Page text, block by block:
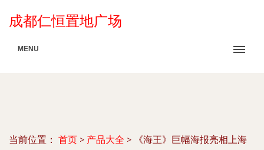
成都仁恒置地广场
MENU
当前位置： 首页 > 产品大全 >
《海王》巨幅海报亮相上海